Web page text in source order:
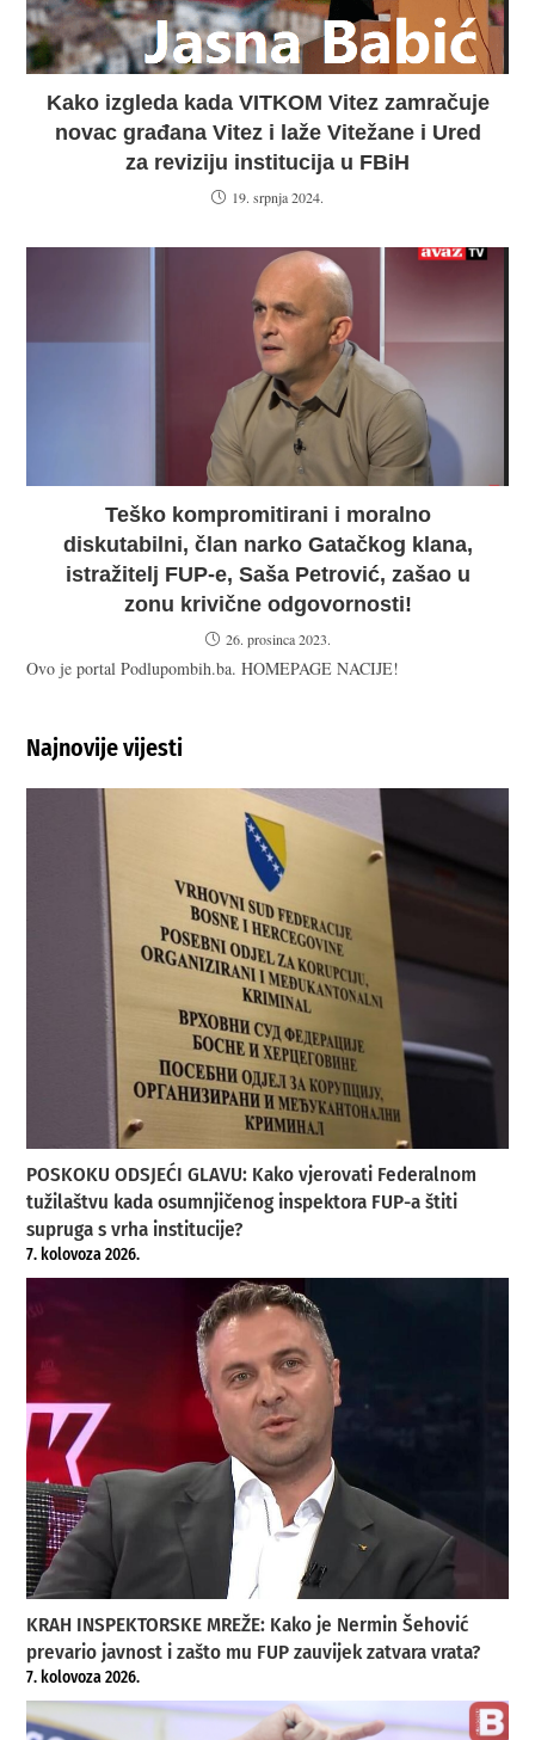
Kako izgleda kada VITKOM Vitez zamračuje
novac građana Vitez i laže Vitežane i Ured
za reviziju institucija u FBiH
19. srpnja 2024.
Teško kompromitirani i moralno
diskutabilni, član narko Gatačkog klana,
istražitelj FUP-e, Saša Petrović, zašao u
zonu krivične odgovornosti!
26. prosinca 2023.
Ovo je portal Podlupombih.ba. HOMEPAGE NACIJE!
Najnovije vijesti
POSKOKU ODSJEĆI GLAVU: Kako vjerovati Federalnom
tužilaštvu kada osumnjičenog inspektora FUP-a štiti
supruga s vrha institucije?
7. kolovoza 2026.
KRAH INSPEKTORSKE MREŽE: Kako je Nermin Šehović
prevario javnost i zašto mu FUP zauvijek zatvara vrata?
7. kolovoza 2026.